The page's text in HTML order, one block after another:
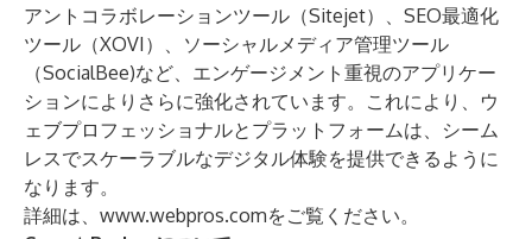
アントコラボレーションツール（Sitejet）、SEO最適化
ツール（XOVI ）、ソーシャルメディア管理ツール
（SocialBee)など、エンゲージメント重視のアプリケー
ションによりさらに強化されています。これにより、ウ
ェブプロフェッショナルとプラットフォームは、シーム
レスでスケーラブルなデジタル体験を提供できるように
なります。
詳細は、 www.webpros.comをご覧ください。